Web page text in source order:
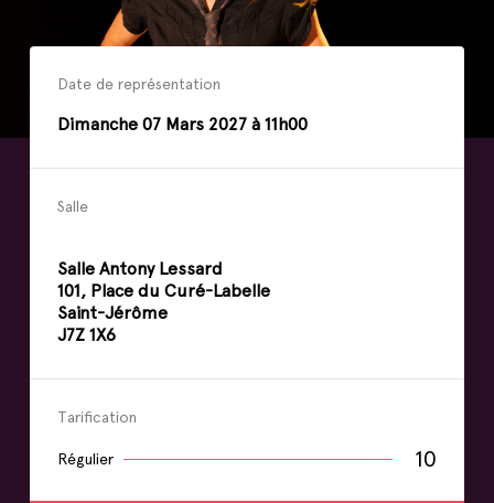
Date de représentation
Dimanche 07 Mars 2027 à 11h00
Salle
Salle Antony Lessard
101, Place du Curé-Labelle
Saint-Jérôme
J7Z 1X6
Tarification
Régulier 10